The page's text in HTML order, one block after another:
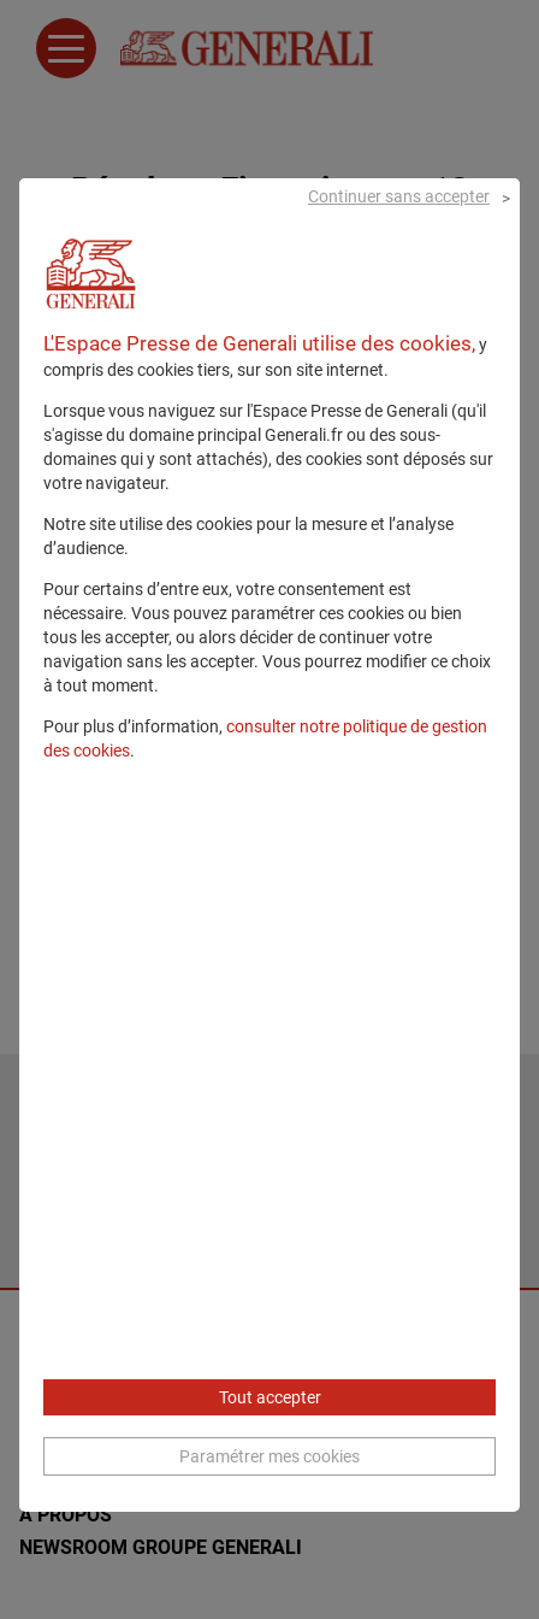
Résultats Financiers au 13
13 novembre 2026 10:00 - 12:00
MENTIONS LÉGALES
ACCESSIBILITÉ - NON CONFORME
CONTACTEZ-NOUS
A PROPOS
NEWSROOM GROUPE GENERALI
L'Espace Presse de Generali utilise des cookies,y
compris des cookies tiers, sur son site internet.
Lorsque vous naviguez sur l'Espace Presse de Generali (qu'il
s'agisse du domaine principal Generali.fr ou des sous-
domaines qui y sont attachés), des cookies sont déposés sur
votre navigateur.
Notre site utilise des cookies pour la mesure et l’analyse
d’audience.
Pour certains d’entre eux, votre consentement est
nécessaire. Vous pouvez paramétrer ces cookies ou bien
tous les accepter, ou alors décider de continuer votre
navigation sans les accepter. Vous pourrez modifier ce choix
à tout moment.
Pour plus d’information, consulter notre politique de gestion
des cookies.
Tout accepter
Continuer sans accepter
Paramétrer mes cookies